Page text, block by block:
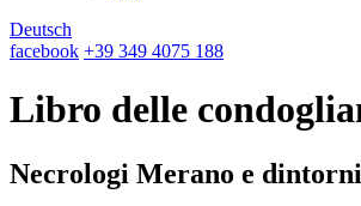
Deutsch
facebook +39 349 4075 188
Libro delle
Necrologi Merano e dintorni